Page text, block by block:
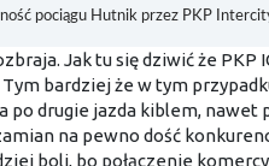
pociągu Hutnik przez PKP
Jak tu się dziwić że PKP
bardziej że w tym
po drugie jazda kiblem, nawet
na pewno dość
boli, bo połączenie